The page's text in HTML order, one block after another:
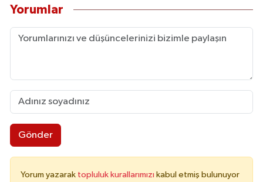
Yorumlar
Gönder
Yorum yazarak topluluk kurallarımızı kabul etmiş bulunuyor